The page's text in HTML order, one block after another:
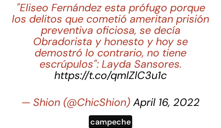
"Eliseo Fernández esta prófugo porque
los delitos que cometió ameritan prisión
preventiva oficiosa, se decía
Obradorista y honesto y hoy se
demostró lo contrario, no tiene
escrúpulos": Layda Sansores.
https://t.co/qmlZlC3u1c
— Shion (@ChicShion) April 16, 2022
campeche